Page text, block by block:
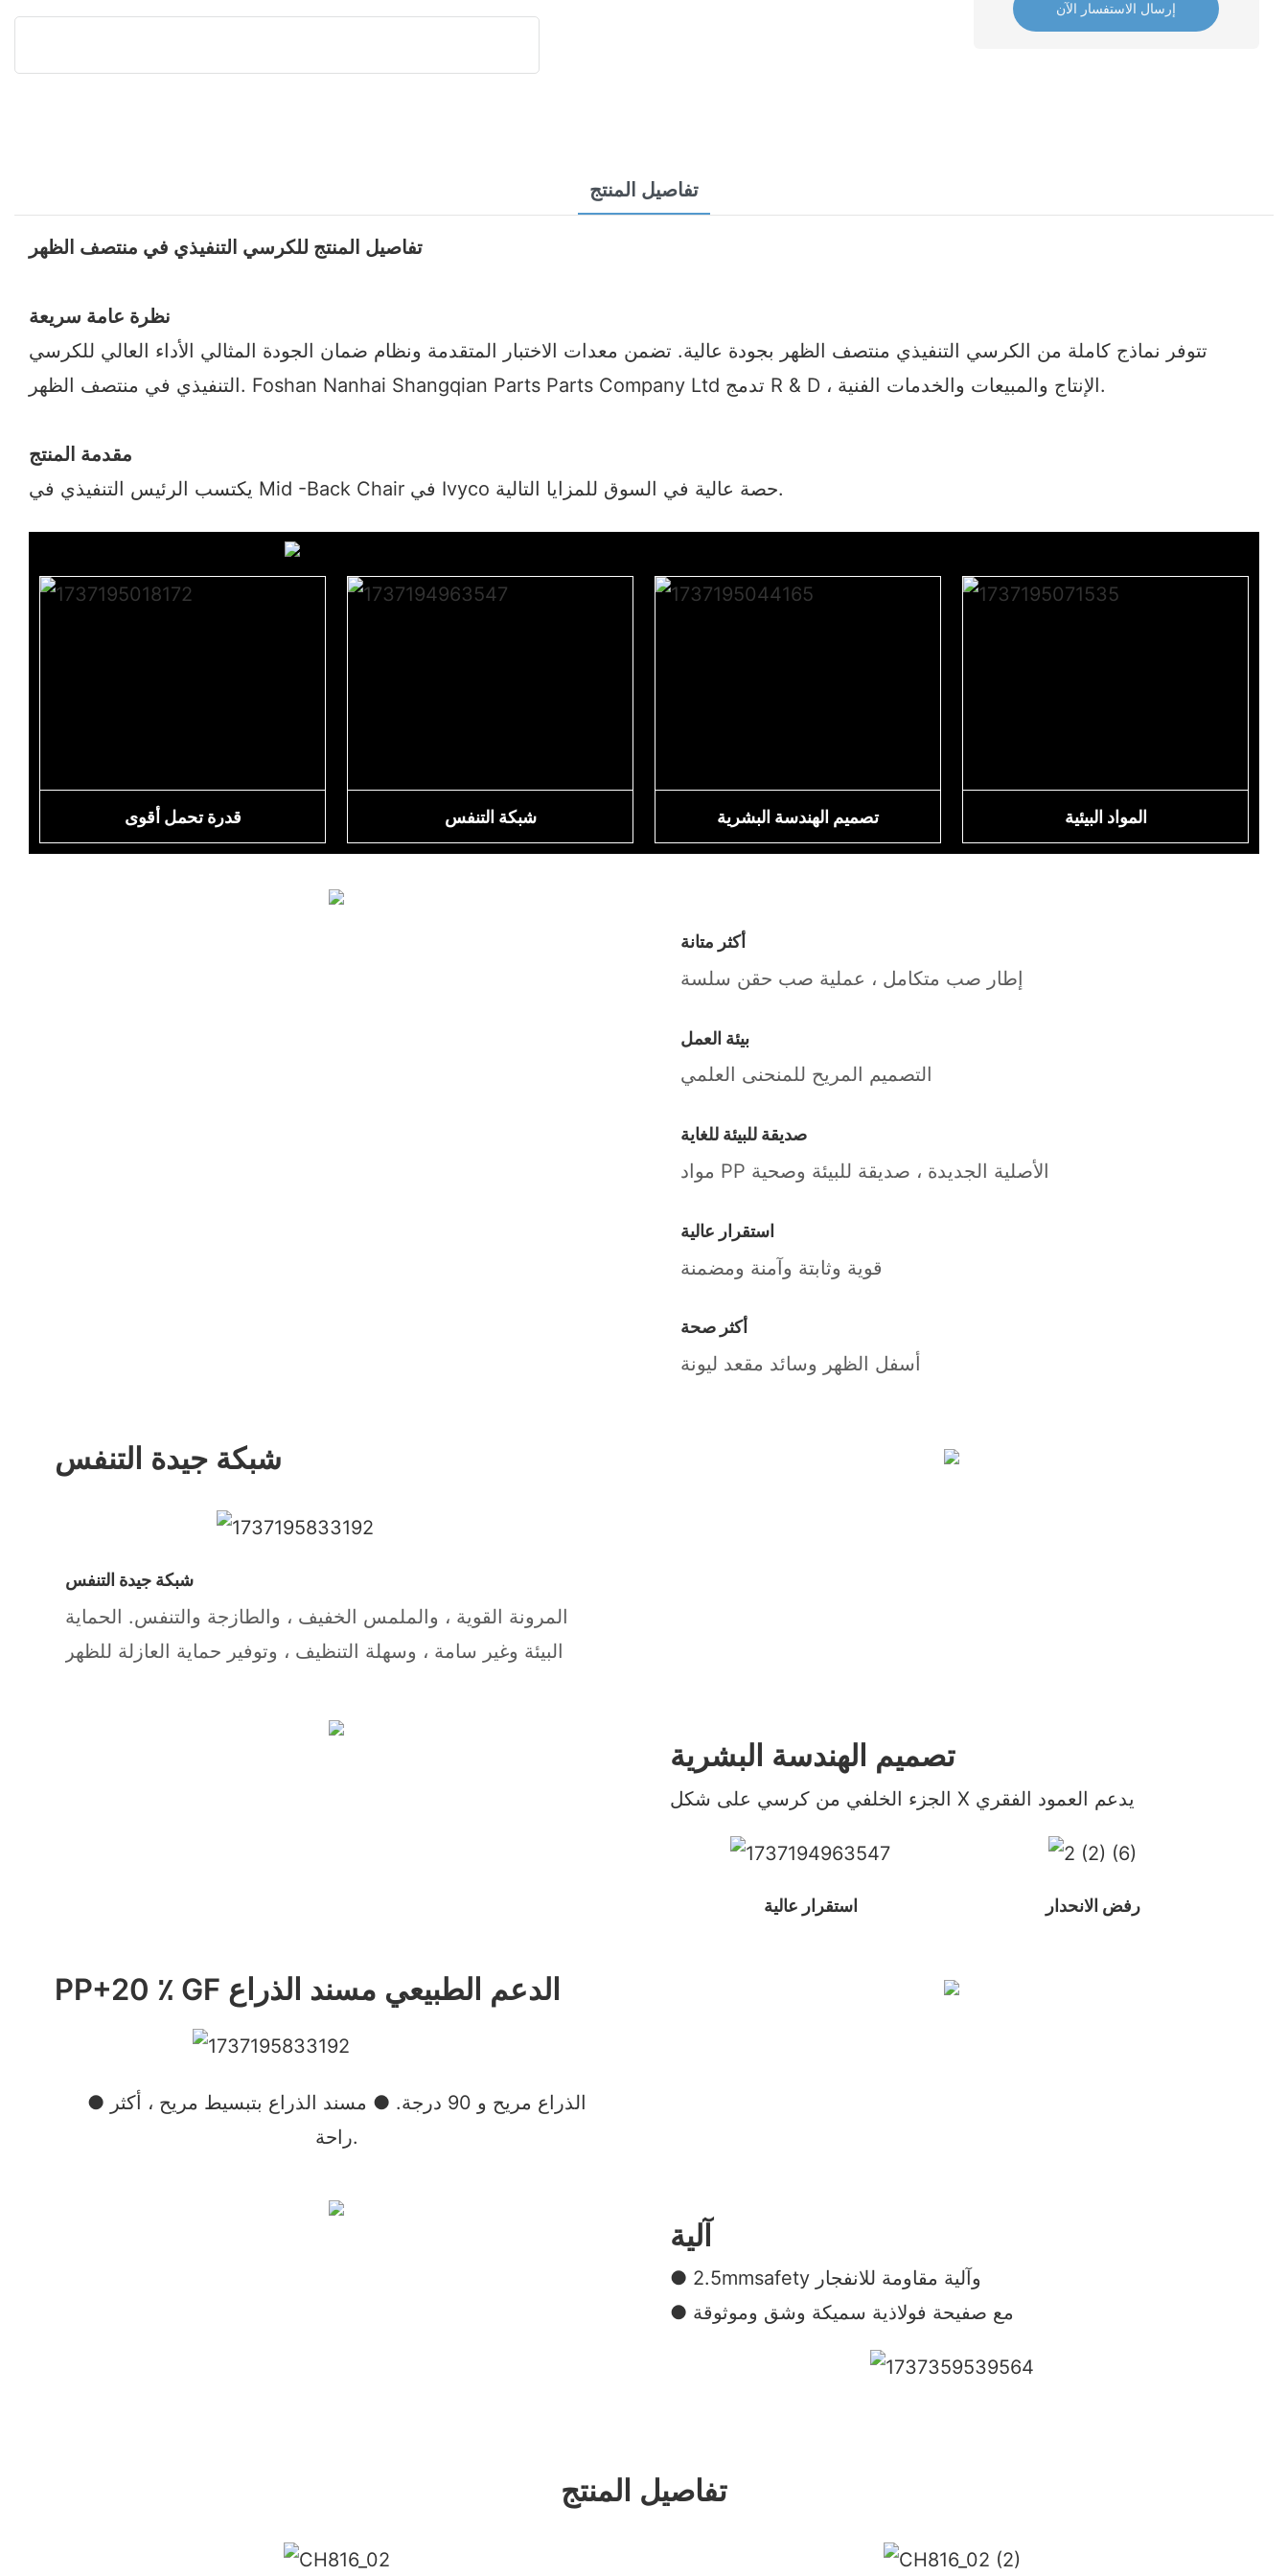
إرسال الاستفسار الآن
تفاصيل المنتج
تفاصيل المنتج للكرسي التنفيذي في منتصف الظهر
نظرة عامة سريعة
تتوفر نماذج كاملة من الكرسي التنفيذي منتصف الظهر بجودة عالية. تضمن معدات الاختبار المتقدمة ونظام ضمان الجودة المثالي الأداء العالي للكرسي
التنفيذي في منتصف الظهر. Foshan Nanhai Shangqian Parts Parts Company Ltd تدمج R & D ، الإنتاج والمبيعات والخدمات الفنية.
مقدمة المنتج
يكتسب الرئيس التنفيذي في Mid -Back Chair في Ivyco حصة عالية في السوق للمزايا التالية.
قدرة تحمل أقوى شبكة التنفس تصميم الهندسة البشرية المواد البيئية
أكثر متانة
إطار صب متكامل ، عملية صب حقن سلسة
بيئة العمل
التصميم المريح للمنحنى العلمي
صديقة للبيئة للغاية
مواد PP الأصلية الجديدة ، صديقة للبيئة وصحية
استقرار عالية
قوية وثابتة وآمنة ومضمنة
أكثر صحة
أسفل الظهر وسائد مقعد ليونة
شبكة جيدة التنفس
شبكة جيدة التنفس
المرونة القوية ، والملمس الخفيف ، والطازجة والتنفس. الحماية
البيئة وغير سامة ، وسهلة التنظيف ، وتوفير حماية العازلة للظهر
تصميم الهندسة البشرية
الجزء الخلفي من كرسي على شكل X يدعم العمود الفقري
استقرار عالية رفض الانحدار
PP+20 ٪ GF الدعم الطبيعي مسند الذراع
● الذراع مريح و 90 درجة. ● مسند الذراع بتبسيط مريح ، أكثر
راحة.
آلية
● 2.5mmsafety وآلية مقاومة للانفجار
● مع صفيحة فولاذية سميكة وشق وموثوقة
تفاصيل المنتج